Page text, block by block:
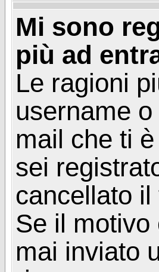
Mi sono
più ad
Le ragioni
username
mail che ti
sei
cancellato
Se il motivo
mai inviato